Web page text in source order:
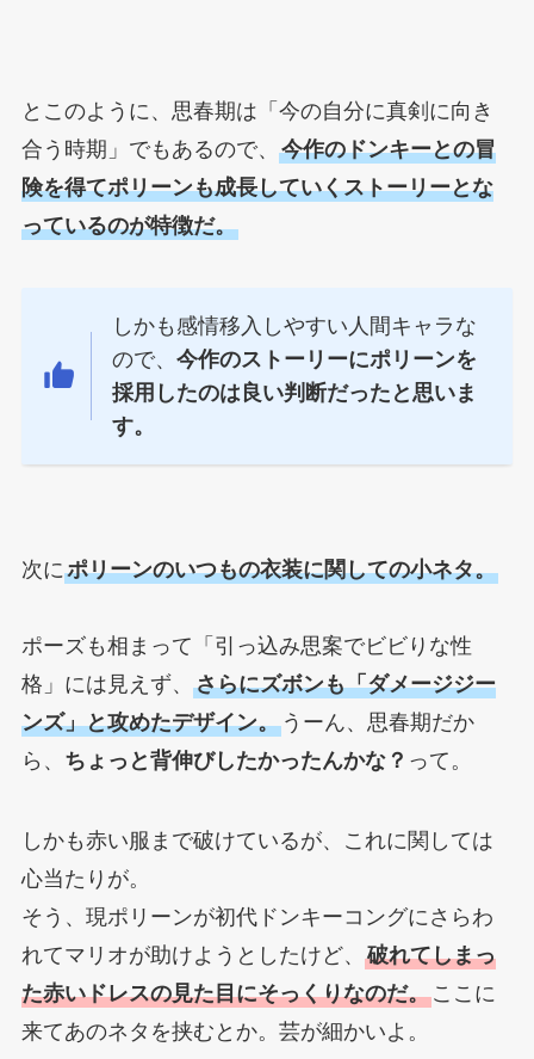
とこのように、思春期は「今の自分に真剣に向き
合う時期」でもあるので、 今作のドンキーとの冒
険を得てポリーンも成長していくストーリーとな
っているのが特徴だ。
しかも感情移入しやすい人間キャラな
ので、今作のストーリーにポリーンを
採用したのは良い判断だったと思いま
す。
次にポリーンのいつもの衣装に関しての小ネタ。
ポーズも相まって「引っ込み思案でビビりな性
格」には見えず、 さらにズボンも「ダメージジー
ンズ」と攻めたデザイン。うーん、思春期だか
ら、 ちょっと背伸びしたかったんかな？ って。
しかも赤い服まで破けているが、これに関しては
心当たりが。
そう、現ポリーンが初代ドンキーコングにさらわ
れてマリオが助けようとしたけど、 破れてしまっ
た赤いドレスの見た目にそっくりなのだ。ここに
来てあのネタを挟むとか。芸が細かいよ。